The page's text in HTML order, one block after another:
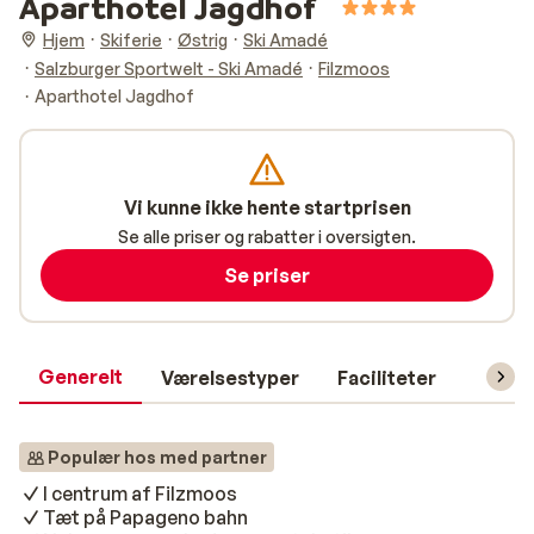
Hjem Skiferie Østrig
Ski Amadé
Salzburger Sportwelt - Ski Amadé
Filzmoos
Aparthotel Jagdhof
Generelt Værelsestyper Faciliteter
Populær hos med partner
I centrum af Filzmoos
Tæt på Papageno bahn
Vi kunne ikke hente startprisen
Se alle priser og rabatter i oversigten.
Se priser